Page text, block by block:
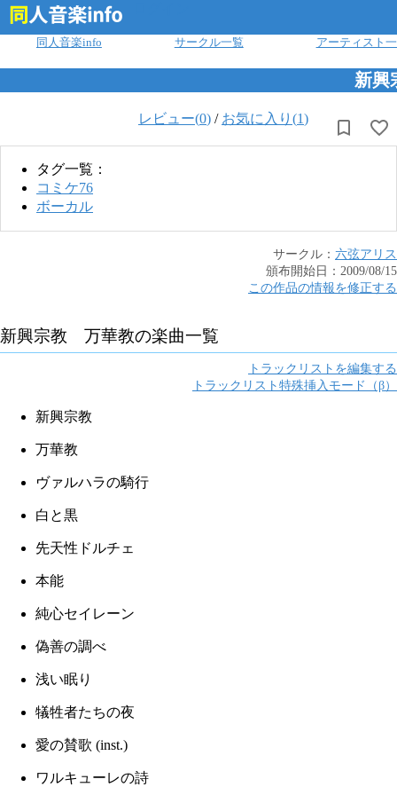
同人音楽info サークル一覧 アーティスト
新
レビュー(0) / お気に入り(1)
タグ一覧：
コミケ76
ボーカル
サークル： 六弦アリス
頒布開始日： 2009/08/15
この作品の情報を修正する
新興宗教 万華教の楽曲一覧
トラックリストを編集する
トラックリスト特殊挿入モード（β）
新興宗教
万華教
ヴァルハラの騎行
白と黒
先天性ドルチェ
本能
純心セイレーン
偽善の調べ
浅い眠り
犠牲者たちの夜
愛の賛歌 (inst.)
ワルキューレの詩